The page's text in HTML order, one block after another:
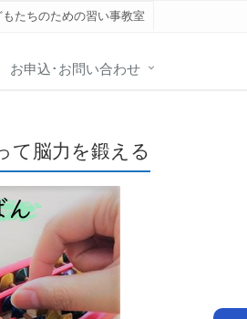
たちのための習い事教室
お申込･お問い合わせ
て脳力を鍛える